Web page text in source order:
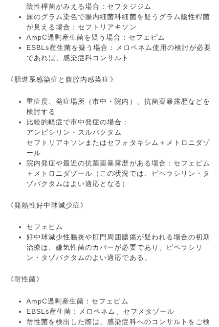
陰性桿菌がみえる場合：セフタジジム
尿のグラム染色で腸内細菌科細菌を疑うグラム陰性桿菌
が見える場合：セフトリアキソン
AmpC過剰産生菌を疑う場合：セフェピム
ESBLs産生菌を疑う場合：メロペネム使用の検討が必要
であれば、感染症科コンサルト
《胆道系感染症と腹腔内感染症》
重症度、発症場所（市中・院内）、抗菌薬暴露歴などを
検討する
比較的軽症で市中発症の場合：
アンピシリン・スルバクタム
セフトリアキソンまたはセフォタキシム＋メトロニダゾ
ール
院内発症や最近の抗菌薬暴露歴がある場合：セフェピム
＋メトロニダゾール（この状況では、ピペラシリン・タ
ゾバクタムはよい適応となる）
《発熱性好中球減少症》
セフェピム
好中球減少性腸炎や肛門周囲膿瘍が疑われる場合の初期
治療は、嫌気性菌のカバーが必要であり、ピペラシリ
ン・タゾバクタムのよい適応である。
《耐性菌》
AmpC過剰産生菌：セフェピム
EBSLs産生菌：メロペネム、セフメタゾール
耐性菌を検出した際は、感染症科へのコンサルトをご検